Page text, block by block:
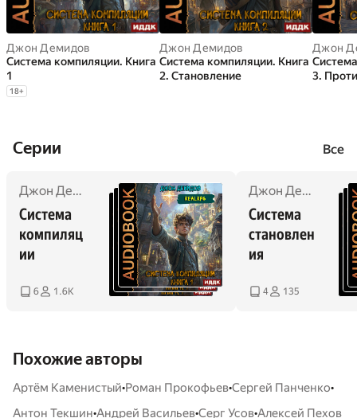
Джон Демидов
Система компиляции. Книга
1
18+
Джон Демидов
Система компиляции. Книга
2. Становление
Джон
3.
Cерии Все
Джон Демидов
Система
компиляц
ии
6 1.6K
Джон Демидов
Система
становлен
ия
4 135
Похожие авторы
Артём Каменистый•Роман Прокофьев•Сергей Панченко•
Антон Текшин•Андрей Васильев•Серг Усов•Алексей Пехов